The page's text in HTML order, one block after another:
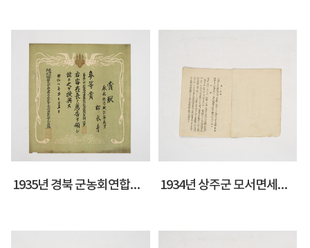
1935년 경북 군농회연합면작품평회 상장 1934년 상주군 모서면세일반